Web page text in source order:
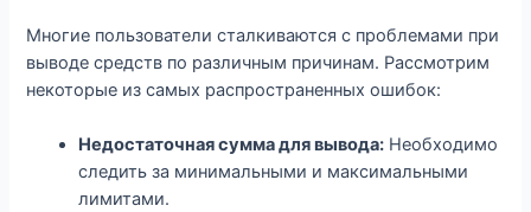
Многие пользователи сталкиваются с проблемами при
выводе средств по различным причинам. Рассмотрим
некоторые из самых распространенных ошибок:
Недостаточная сумма для вывода: Необходимо
следить за минимальными и максимальными
лимитами.